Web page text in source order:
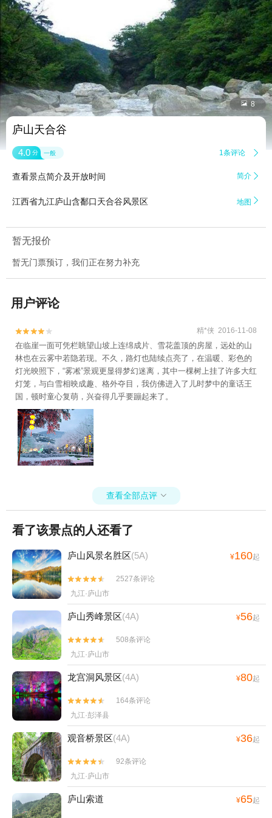
 8
庐山天合谷
4.0 分 一般 1条评论 
查看景点简介及开放时间 简介 
江西省九江庐山含鄱口天合谷风景区 地图 
暂无报价
暂无门票预订，我们正在努力补充
用户评论

 精*侠 2016-11-08
在临崖一面可凭栏眺望山坡上连绵成片、雪花盖顶的房屋，远处的山
林也在云雾中若隐若现。不久，路灯也陆续点亮了，在温暖、彩色的
灯光映照下，“雾凇”景观更显得梦幻迷离，其中一棵树上挂了许多大红
灯笼，与白雪相映成趣、格外夺目，我仿佛进入了儿时梦中的童话王
国，顿时童心复萌，兴奋得几乎要蹦起来了。
查看全部点评 
看了该景点的人还看了
庐山风景名胜区(5A) ¥160起


2527条评论
九江·庐山市
庐山秀峰景区(4A) ¥56起


508条评论
九江·庐山市
龙宫洞风景区(4A) ¥80起


164条评论
九江·彭泽县
观音桥景区(4A) ¥36起


92条评论
九江·庐山市
庐山索道 ¥65起
